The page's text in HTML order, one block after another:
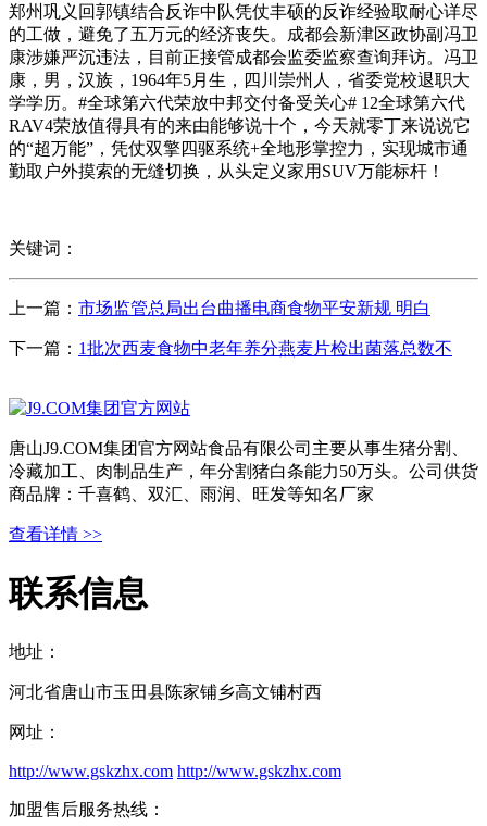
郑州巩义回郭镇结合反诈中队凭仗丰硕的反诈经验取耐心详尽
的工做，避免了五万元的经济丧失。成都会新津区政协副冯卫
康涉嫌严沉违法，目前正接管成都会监委监察查询拜访。冯卫
康，男，汉族，1964年5月生，四川崇州人，省委党校退职大
学学历。#全球第六代荣放中邦交付备受关心# 12全球第六代
RAV4荣放值得具有的来由能够说十个，今天就零丁来说说它
的“超万能”，凭仗双擎四驱系统+全地形掌控力，实现城市通
勤取户外摸索的无缝切换，从头定义家用SUV万能标杆！
关键词：
上一篇： 市场监管总局出台曲播电商食物平安新规 明白
下一篇： 1批次西麦食物中老年养分燕麦片检出菌落总数不
唐山J9.COM集团官方网站食品有限公司主要从事生猪分割、
冷藏加工、肉制品生产，年分割猪白条能力50万头。公司供货
商品牌：千喜鹤、双汇、雨润、旺发等知名厂家
查看详情 >>
联系信息
地址：
河北省唐山市玉田县陈家铺乡高文铺村西
网址：
http://www.gskzhx.com http://www.gskzhx.com
加盟售后服务热线：